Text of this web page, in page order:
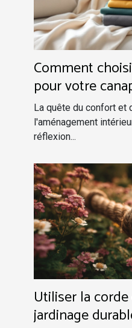
Comment
pour votre
La quête du confort et
l'aménagement
réflexion...
Utiliser la
jardinage